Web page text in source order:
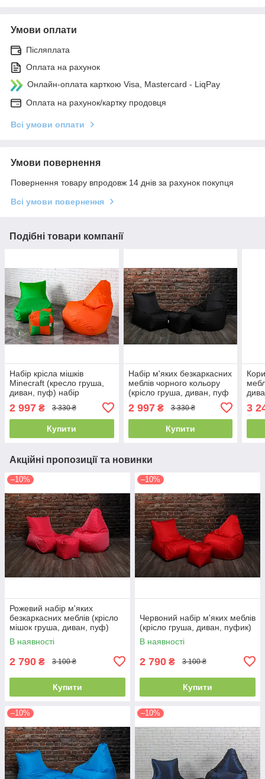
Умови оплати
Післяплата
Оплата на рахунок
Онлайн-оплата карткою Visa, Mastercard - LiqPay
Оплата на рахунок/картку продовця
Всі умови оплати
Умови повернення
Повернення товару впродовж 14 днів за рахунок покупця
Всі умови повернення
Подібні товари компанії
Набір крісла мішків
Minecraft (кресло груша,
диван, пуф) набір
безкаркасної м'якої меблі
Майнкрафт
2 997 ₴ 3 330 ₴
Купити
Набір м'яких безкаркасних
меблів чорного кольору
(крісло груша, диван, пуф
2 997₴ 3 330 ₴
Купити
3
Акційні пропозиції та новинки
–10%
Рожевий набір м'яких
безкаркасних меблів (крісло
мішок груша, диван, пуф)
В наявності
2 790 ₴ 3 100 ₴
Купити
–10%
Червоний набір м'яких меблів
(крісло груша, диван, пуфик)
В наявності
2 790 ₴ 3 100 ₴
Купити
–10% –10%